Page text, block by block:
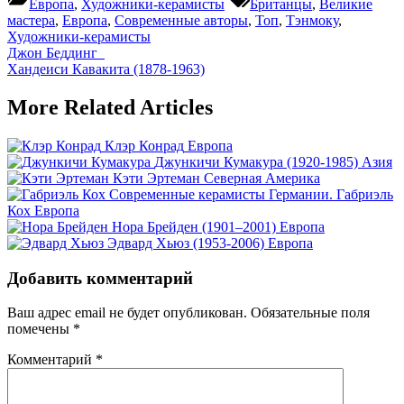
Европа, Художники-керамисты Британцы, Великие
мастера, Европа, Современные авторы, Топ, Тэнмоку,
Художники-керамисты
Навигация
по
записям
Previous
Post:
Джон Беддинг
Next
Хандеиси Кавакита (1878-1963)
More Related Articles
Клэр Конрад Европа
Джункичи Кумакура (1920-1985) Азия
Кэти Эртеман Северная Америка
Современные керамисты Германии. Габриэль
Кох Европа
Нора Брейден (1901–2001) Европа
Эдвард Хьюз (1953-2006) Европа
Добавить комментарий
Ваш адрес email не будет опубликован. Обязательные поля
помечены *
Комментарий *